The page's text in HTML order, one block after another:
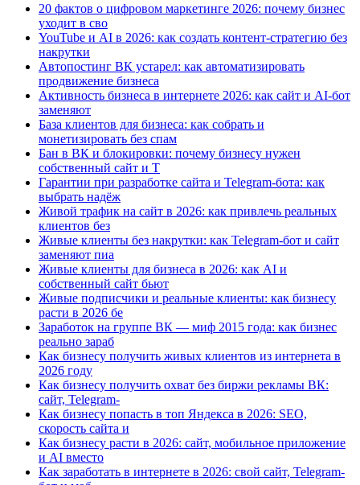
20 фактов о цифровом маркетинге 2026: почему бизнес
уходит в сво
YouTube и AI в 2026: как создать контент-стратегию без
накрутки
Автопостинг ВК устарел: как автоматизировать
продвижение бизнеса
Активность бизнеса в интернете 2026: как сайт и AI-бот
заменяют
База клиентов для бизнеса: как собрать и
монетизировать без спам
Бан в ВК и блокировки: почему бизнесу нужен
собственный сайт и T
Гарантии при разработке сайта и Telegram-бота: как
выбрать надёж
Живой трафик на сайт в 2026: как привлечь реальных
клиентов без
Живые клиенты без накрутки: как Telegram-бот и сайт
заменяют пиа
Живые клиенты для бизнеса в 2026: как AI и
собственный сайт бьют
Живые подписчики и реальные клиенты: как бизнесу
расти в 2026 бе
Заработок на группе ВК — миф 2015 года: как бизнес
реально зараб
Как бизнесу получить живых клиентов из интернета в
2026 году
Как бизнесу получить охват без биржи рекламы ВК:
сайт, Telegram-
Как бизнесу попасть в топ Яндекса в 2026: SEO,
скорость сайта и
Как бизнесу расти в 2026: сайт, мобильное приложение
и AI вместо
Как заработать в интернете в 2026: свой сайт, Telegram-